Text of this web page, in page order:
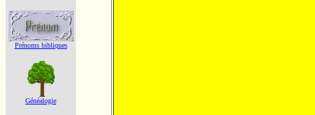
Prénoms bibliques
Généalogie